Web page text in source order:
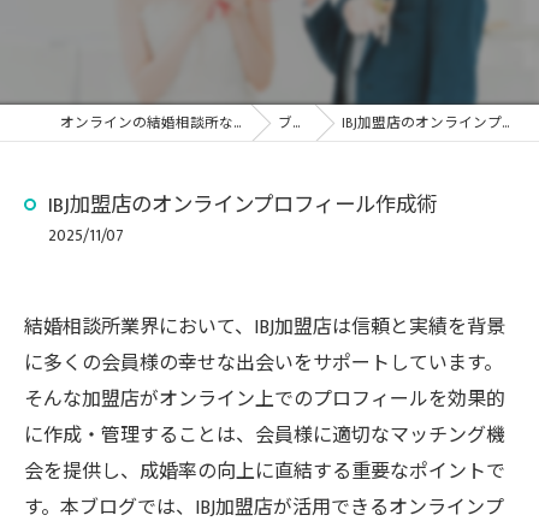
オンラインの結婚相談所なら結婚相談所ユノ ブログ IBJ加盟店のオンラインプロフィール作成術
IBJ加盟店のオンラインプロフィール作成術
2025/11/07
結婚相談所業界において、IBJ加盟店は信頼と実績を背景
に多くの会員様の幸せな出会いをサポートしています。
そんな加盟店がオンライン上でのプロフィールを効果的
に作成・管理することは、会員様に適切なマッチング機
会を提供し、成婚率の向上に直結する重要なポイントで
す。本ブログでは、IBJ加盟店が活用できるオンラインプ